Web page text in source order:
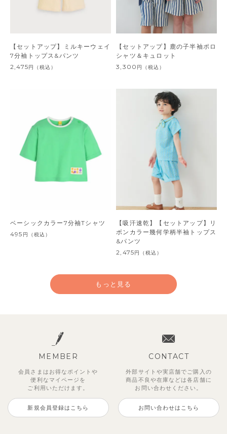
【セットアップ】ミルキーウェイ
7分袖トップス&パンツ
2,475円 （税込）
【セットアップ】鹿の子半袖ポロ
シャツ＆キュロット
3,300 円 （税込）
ベーシックカラー7分袖Tシャツ
495 円 （税込）
【吸汗速乾】【セットアップ】リ
ボンカラー幾何学柄半袖トップス
&パンツ
2,475円 （税込）
もっと見る
MEMBER
会員さまはお得なポイントや
便利な マイページを
ご利用いただけます。
新規会員登録はこちら
CONTACT
外部サイトや実店舗でご購入の
商品不良や在庫などは各店舗に
お問い合わせください。
お問い合わせはこちら